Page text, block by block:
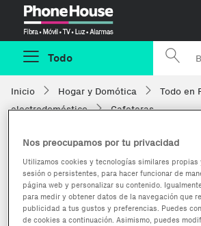
Todo
Inicio Hogar y Domótica
Todo en
electrodoméstico
Cafeteras
Nos preocupamos por tu privacidad
Utilizamos cookies y tecnologías similares propias
sesión o persistentes, para hacer funcionar de
página web y personalizar su contenido.
para medir y obtener datos de la navegación que
publicidad a tus gustos y preferencias. Puedes
de cookies a continuación. Asimismo, puedes